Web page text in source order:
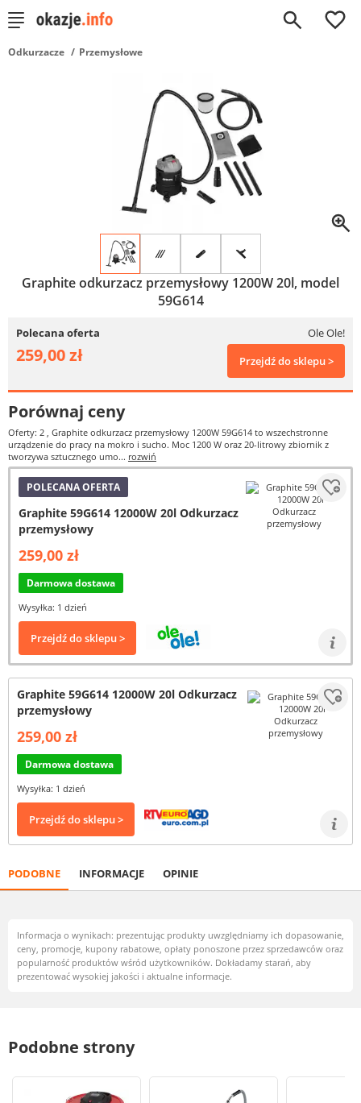
0
Odkurzacze Przemysłowe
Graphite odkurzacz przemysłowy 1200W 20l, model
59G614
Polecana oferta Ole Ole!
259,00 zł Przejdź do sklepu >
Porównaj ceny
Oferty: 2 , Graphite odkurzacz przemysłowy 1200W 59G614 to wszechstronne
urządzenie do pracy na mokro i sucho. Moc 1200 W oraz 20-litrowy zbiornik z
tworzywa sztucznego umo... rozwiń
POLECANA OFERTA
Graphite 59G614 12000W 20l Odkurzacz
przemysłowy
259,00 zł
Darmowa dostawa
Wysyłka: 1 dzień
Przejdź do sklepu >
Graphite 59G614 12000W 20l Odkurzacz
przemysłowy
259,00 zł
Darmowa dostawa
Wysyłka: 1 dzień
Przejdź do sklepu >
PODOBNE INFORMACJE OPINIE
Informacja o wynikach: prezentując produkty uwzględniamy ich dopasowanie,
ceny, promocje, kupony rabatowe, opłaty ponoszone przez sprzedawców oraz
popularność produktów wśród użytkowników. Dokładamy starań, aby
prezentować wysokiej jakości i aktualne informacje.
Podobne strony